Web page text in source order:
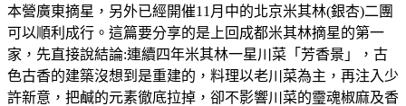
本營廣東摘星，另外已經開催11月中的北京米其林(銀杏)二團
可以順利成行。這篇要分享的是上回成都米其林摘星的第一
家，先直接說結論:連續四年米其林一星川菜「芳香景」，古
色古香的建築沒想到是重建的，料理以老川菜為主，再注入少
許新意，把鹹的元素徹底拉掉，卻不影響川菜的𩆜魂椒麻及香